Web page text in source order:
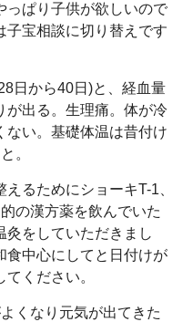
っぱり子供が欲しいので
子宝相談に切り替えです
日から40日)と、経血量
が出る。生理痛。体が冷
ない。基礎体温は昔付け
。
るためにショーキT-1、
の漢方薬を飲んでいた
灸をしていただきまし
食中心にしてと日付けが
ください。
くなり元気が出てきた